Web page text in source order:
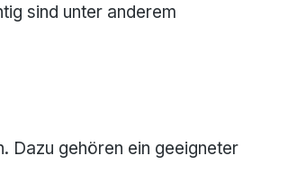
sind unter anderem
Dazu gehören ein geeigneter